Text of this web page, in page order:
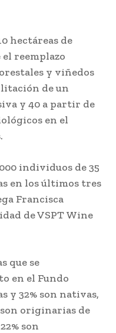
hectáreas de
reemplazo
y viñedos
de un
y 40 a partir de
en el
individuos de 35
en los últimos tres
Francisca
de VSPT Wine
que se
en el Fundo
y 32% son nativas,
son originarias de
son